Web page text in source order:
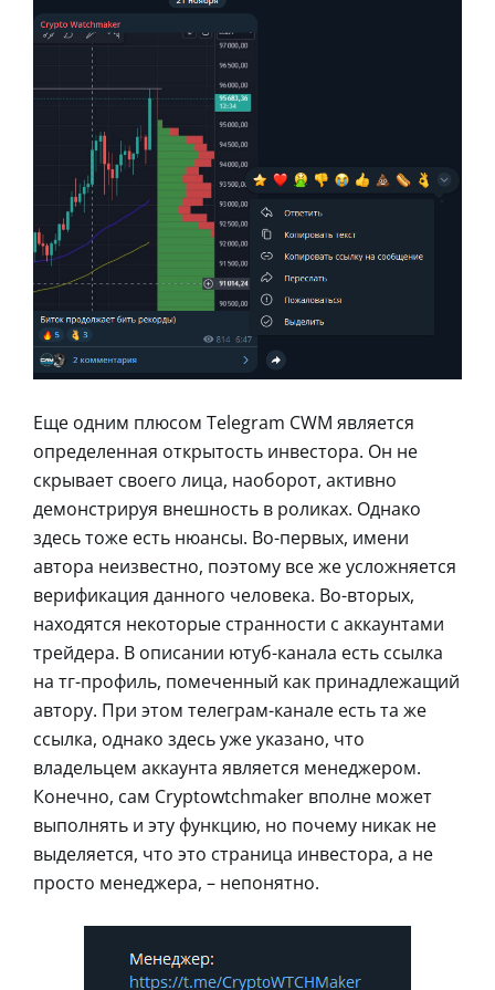
Еще одним плюсом Telegram CWM является
определенная открытость инвестора. Он не
скрывает своего лица, наоборот, активно
демонстрируя внешность в роликах. Однако
здесь тоже есть нюансы. Во-первых, имени
автора неизвестно, поэтому все же усложняется
верификация данного человека. Во-вторых,
находятся некоторые странности с аккаунтами
трейдера. В описании ютуб-канала есть ссылка
на тг-профиль, помеченный как принадлежащий
автору. При этом телеграм-канале есть та же
ссылка, однако здесь уже указано, что
владельцем аккаунта является менеджером.
Конечно, сам Cryptowtchmaker вполне может
выполнять и эту функцию, но почему никак не
выделяется, что это страница инвестора, а не
просто менеджера, – непонятно.